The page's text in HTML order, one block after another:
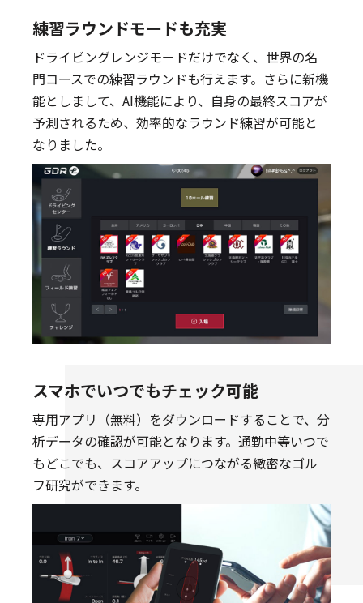
練習ラウンドモードも充実
ドライビングレンジモードだけでなく、世界の名
門コースでの練習ラウンドも行えます。さらに新機
能としまして、AI機能により、自身の最終スコアが
予測されるため、効率的なラウンド練習が可能と
なりました。
スマホでいつでもチェック可能
専用アプリ（無料）をダウンロードすることで、分
析データの確認が可能となります。通勤中等いつで
もどこでも、スコアアップにつながる緻密なゴル
フ研究ができます。